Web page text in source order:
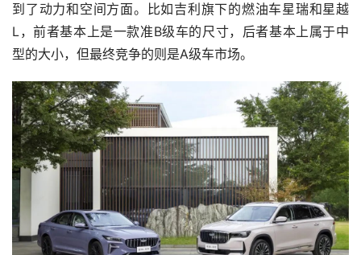
到了动力和空间方面。比如吉利旗下的燃油车星瑞和星越
L，前者基本上是一款准B级车的尺寸，后者基本上属于中
型的大小，但最终竞争的则是A级车市场。